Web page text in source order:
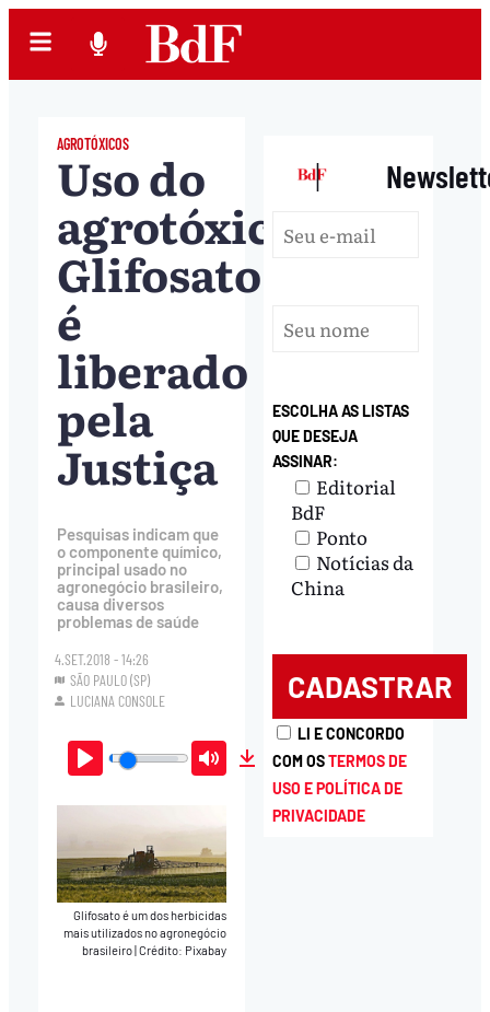
AGROTÓXICOS
Uso do
agrotóxico
Glifosato
é
liberado
pela
Justiça
Pesquisas indicam que
o componente químico,
principal usado no
agronegócio brasileiro,
causa diversos
problemas de saúde
4.SET.2018 - 14:26
SÃO PAULO (SP)
LUCIANA CONSOLE
Play Mute Download
Glifosato é um dos herbicidas
mais utilizados no agronegócio
brasileiro|Crédito: Pixabay
|
ESCOLHA AS LISTAS
QUE DESEJA
ASSINAR:
Editorial
BdF
Ponto
Notícias da
China
LI E CONCORDO
COM OSTERMOS DE
USO E POLÍTICA DE
PRIVACIDADE